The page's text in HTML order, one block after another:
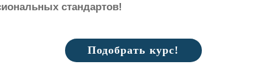
стандартов!
Подобрать курс!